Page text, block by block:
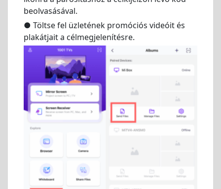
beolvasásával.
● Töltse fel üzletének promóciós videóit és
plakátjait a célmegjelenítésre.